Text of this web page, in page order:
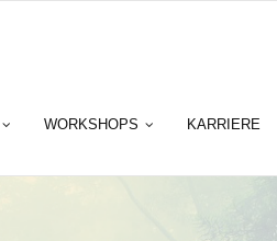
WORKSHOPS KARRIERE